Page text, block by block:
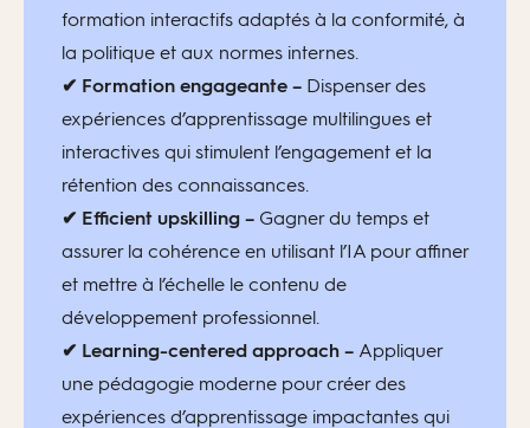
formation interactifs adaptés à la conformité, à
la politique et aux normes internes.
✔ Formation engageante – Dispenser des
expériences d’apprentissage multilingues et
interactives qui stimulent l’engagement et la
rétention des connaissances.
✔ Efficient upskilling – Gagner du temps et
assurer la cohérence en utilisant l’IA pour affiner
et mettre à l’échelle le contenu de
développement professionnel.
✔ Learning-centered approach – Appliquer
une pédagogie moderne pour créer des
expériences d’apprentissage impactantes qui